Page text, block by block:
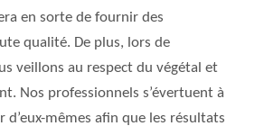
en sorte de fournir des
qualité. De plus, lors de
veillons au respect du végétal et
Nos professionnels s’évertuent à
mêmes afin que les résultats